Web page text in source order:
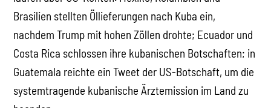
Brasilien stellten Öllieferungen nach Kuba ein,
nachdem Trump mit hohen Zöllen drohte; Ecuador und
Costa Rica schlossen ihre kubanischen Botschaften; in
Guatemala reichte ein Tweet der US-Botschaft, um die
systemtragende kubanische Ärztemission im Land zu